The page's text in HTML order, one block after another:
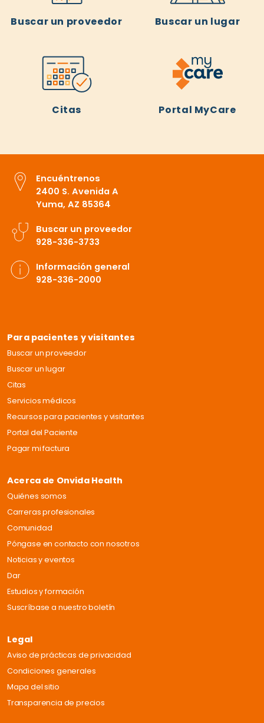
Buscar un proveedor Buscar un lugar
Citas Portal MyCare
Encuéntrenos
2400 S. Avenida A
Yuma, AZ 85364
Buscar un proveedor
928-336-3733
Información general
928-336-2000
Para pacientes y visitantes
Buscar un proveedor
Buscar un lugar
Citas
Servicios médicos
Recursos para pacientes y visitantes
Portal del Paciente
Pagar mi factura
Acerca de Onvida Health
Quiénes somos
Carreras profesionales
Comunidad
Póngase en contacto con nosotros
Noticias y eventos
Dar
Estudios y formación
Suscríbase a nuestro boletín
Legal
Aviso de prácticas de privacidad
Condiciones generales
Mapa del sitio
Transparencia de precios